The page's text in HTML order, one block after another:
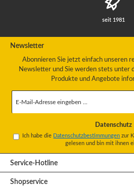
seit 1981
Newsletter
Abonnieren Sie jetzt einfach unseren
Newsletter und Sie werden stets unter
Produkte und Angebote
Mail-
Datenschutz
Ich habe die Datenschutzbestimmungen zur
gelesen und bin mit ihnen
Service-Hotline
Shopservice